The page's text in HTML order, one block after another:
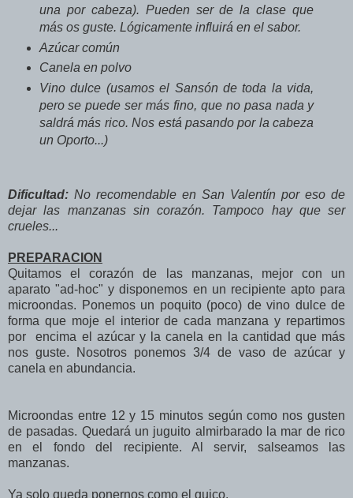
una por cabeza). Pueden ser de la clase que
más os guste. Lógicamente influirá en el sabor.
Azúcar común
Canela en polvo
Vino dulce (usamos el Sansón de toda la vida,
pero se puede ser más fino, que no pasa nada y
saldrá más rico. Nos está pasando por la cabeza
un Oporto...)
Dificultad: No recomendable en San Valentín por eso de
dejar las manzanas sin corazón. Tampoco hay que ser
crueles...
PREPARACION
Quitamos el corazón de las manzanas, mejor con un
aparato "ad-hoc" y disponemos en un recipiente apto para
microondas. Ponemos un poquito (poco) de vino dulce de
forma que moje el interior de cada manzana y repartimos
por encima el azúcar y la canela en la cantidad que más
nos guste. Nosotros ponemos 3/4 de vaso de azúcar y
canela en abundancia.
Microondas entre 12 y 15 minutos según como nos gusten
de pasadas. Quedará un juguito almirbarado la mar de rico
en el fondo del recipiente. Al servir, salseamos las
manzanas.
Ya solo queda ponernos como el quico.